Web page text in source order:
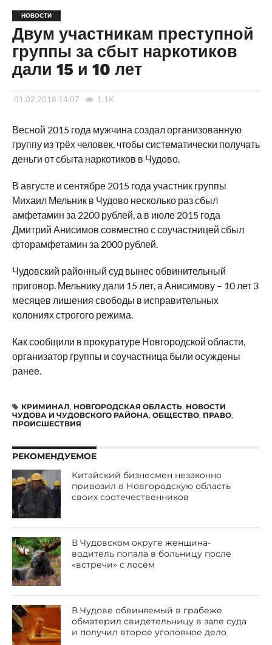
НОВОСТИ
Двум участникам преступной
группы за сбыт наркотиков
дали 15 и 10 лет
01.02.2018 14:07 1.1K
Весной 2015 года мужчина создал организованную
группу из трёх человек, чтобы систематически получать
деньги от сбыта наркотиков в Чудово.
В августе и сентябре 2015 года участник группы
Михаил Мельник в Чудово несколько раз сбыл
амфетамин за 2200 рублей, а в июле 2015 года
Дмитрий Анисимов совместно с соучастницей сбыл
фторамфетамин за 2000 рублей.
Чудовский районный суд вынес обвинительный
приговор. Мельнику дали 15 лет, а Анисимову – 10 лет 3
месяцев лишения свободы в исправительных
колониях строгого режима.
Как сообщили в прокуратуре Новгородской области,
организатор группы и соучастница были осуждены
ранее.
КРИМИНАЛ, НОВГОРОДСКАЯ ОБЛАСТЬ, НОВОСТИ
ЧУДОВА И ЧУДОВСКОГО РАЙОНА, ОБЩЕСТВО, ПРАВО,
ПРОИСШЕСТВИЯ
РЕКОМЕНДУЕМОЕ
Китайский бизнесмен незаконно
привозил в Новгородскую область
своих соотечественников
В Чудовском округе женщина-
водитель попала в больницу после
«встречи» с лосём
В Чудове обвиняемый в грабеже
обматерил свидетельницу в зале суда
и получил второе уголовное дело